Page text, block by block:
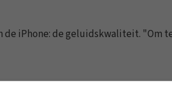
de iPhone: de geluidskwaliteit. "Om